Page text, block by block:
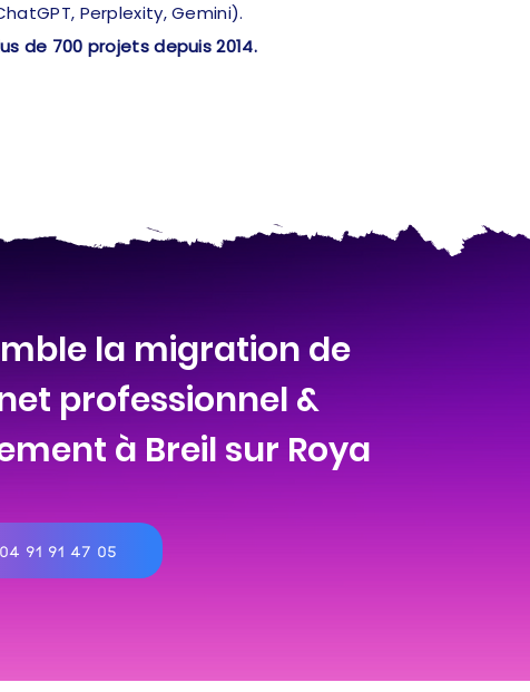
Perplexity, Gemini).
de 700 projets depuis 2014.
la migration de
professionnel &
à Breil sur Roya
91 91 47 05